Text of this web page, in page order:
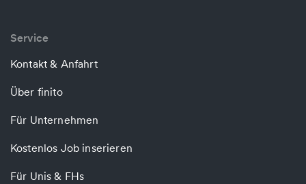
Service
Kontakt & Anfahrt
Über finito
Für Unternehmen
Kostenlos Job inserieren
Für Unis & FHs